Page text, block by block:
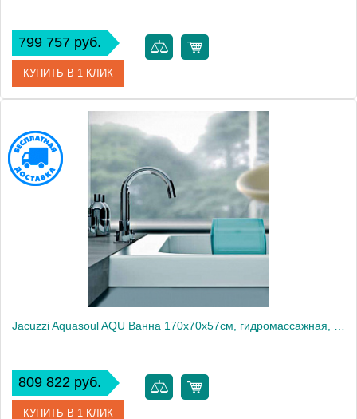
799 757 руб.
КУПИТЬ В 1 КЛИК
Артикул
Производитель
809 822 руб.
КУПИТЬ В 1 КЛИК